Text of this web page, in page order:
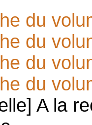
du
du
du
du
A la